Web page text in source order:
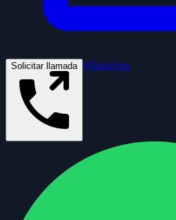
Solicitar llamada WhatsApp